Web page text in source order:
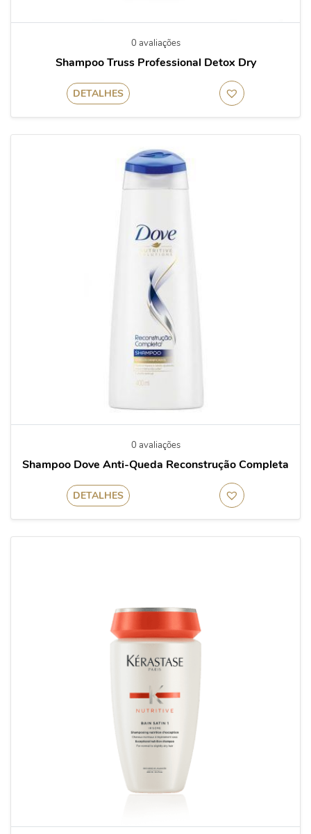
0 avaliações
Shampoo Truss Professional Detox Dry
DETALHES
0 avaliações
Shampoo Dove Anti-Queda Reconstrução Completa
DETALHES